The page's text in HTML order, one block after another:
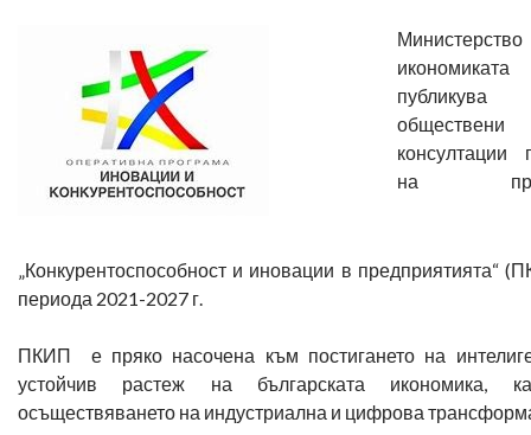
икономиката
обществени
консултации
на
„Конкурентоспособност и иновации в предприятията“
периода 2021-2027 г.
ПКИП е пряко насочена към постигането на
устойчив растеж на българската икономика,
осъществяването на индустриална и цифрова